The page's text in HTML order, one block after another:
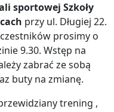
sportowej Szkoły
przy ul. Długiej 22.
prosimy o
9.30. Wstęp na
zabrać ze sobą
buty na zmianę.
trening ,